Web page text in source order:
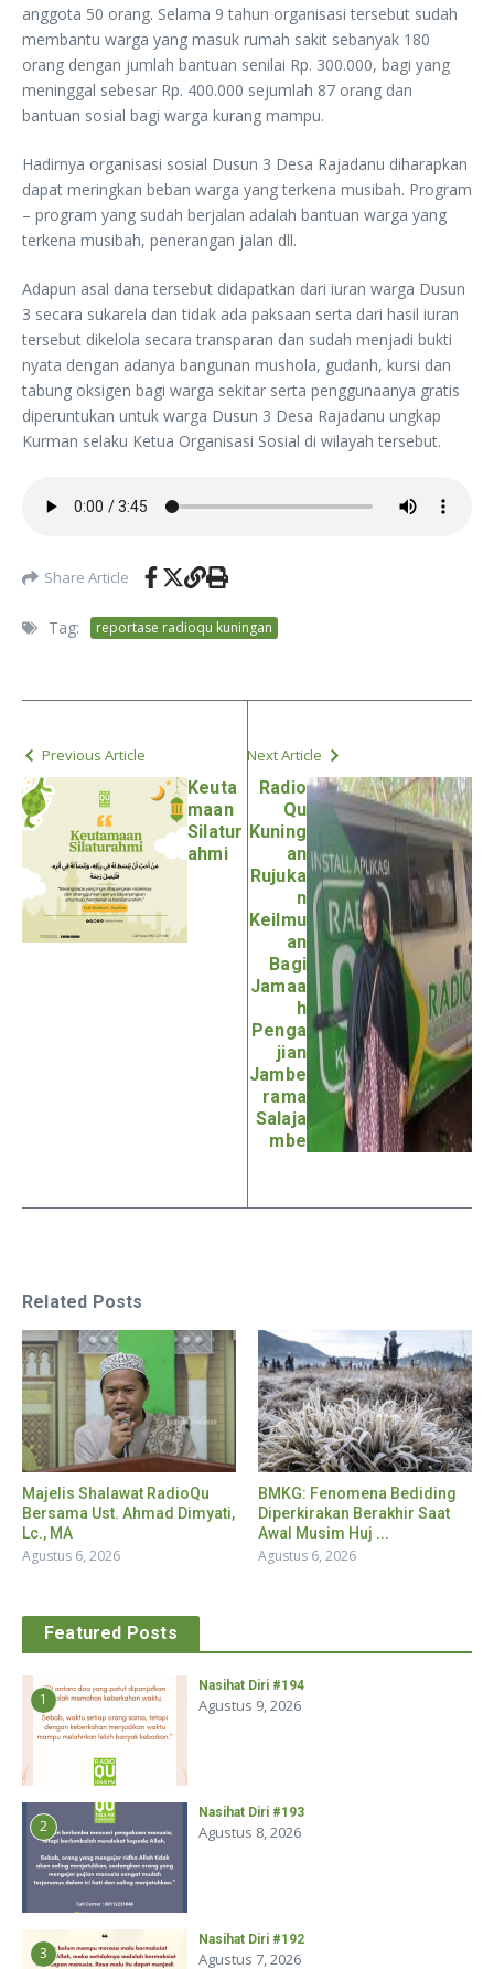
anggota 50 orang. Selama 9 tahun organisasi tersebut sudah
membantu warga yang masuk rumah sakit sebanyak 180
orang dengan jumlah bantuan senilai Rp. 300.000, bagi yang
meninggal sebesar Rp. 400.000 sejumlah 87 orang dan
bantuan sosial bagi warga kurang mampu.
Hadirnya organisasi sosial Dusun 3 Desa Rajadanu diharapkan
dapat meringkan beban warga yang terkena musibah. Program
– program yang sudah berjalan adalah bantuan warga yang
terkena musibah, penerangan jalan dll.
Adapun asal dana tersebut didapatkan dari iuran warga Dusun
3 secara sukarela dan tidak ada paksaan serta dari hasil iuran
tersebut dikelola secara transparan dan sudah menjadi bukti
nyata dengan adanya bangunan mushola, gudanh, kursi dan
tabung oksigen bagi warga sekitar serta penggunaanya gratis
diperuntukan untuk warga Dusun 3 Desa Rajadanu ungkap
Kurman selaku Ketua Organisasi Sosial di wilayah tersebut.
Share Article
Tag: reportase radioqu kuningan
Previous Article
Keuta
maan
Silatur
ahmi
Next Article
Radio
Qu
Kuning
an
Rujuka
n
Keilmu
an
Bagi
Jamaa
h
Penga
jian
Jambe
rama
Salaja
mbe
Related Posts
Majelis Shalawat RadioQu
Bersama Ust. Ahmad Dimyati,
Lc., MA
Agustus 6, 2026
BMKG: Fenomena Bediding
Diperkirakan Berakhir Saat
Awal Musim Huj ...
Agustus 6, 2026
Featured Posts
1
Nasihat Diri #194
Agustus 9, 2026
2
Nasihat Diri #193
Agustus 8, 2026
3
Nasihat Diri #192
Agustus 7, 2026